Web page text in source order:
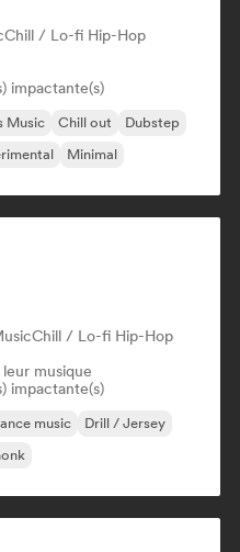
Chill / Lo-fi Hip-Hop
impactante(s)
Music Chill out
Dubstep
Minimal
Chill / Lo-fi Hip-Hop
musique
impactante(s)
music
Drill / Jersey